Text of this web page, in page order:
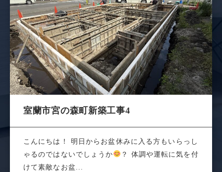
室蘭市宮の森町新築工事4
こんにちは！ 明日からお盆休みに入る方もいらっし
ゃるのではないでしょうか
？ 体調や運転に気を付
けて素敵なお盆...